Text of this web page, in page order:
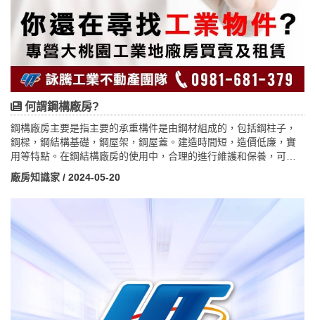
何謂鋼構廠房?
鋼構廠房主要是指主要的承重構件是由鋼材組成的，包括鋼柱子，
鋼樑，鋼結構基礎，鋼屋架，鋼屋蓋。建造時間短，造價低廉，實
用等特點。在鋼結構廠房的使用中，合理的進行維護和保養，可以
有效的延長廠房的使用壽命。鋼結構廠房是有鋼結構部件所連線
的，所以在使用電器設備，比如電線什麼的套用線槽線管隔離，以
免發生觸電事故。
廠房知識家 / 2024-05-20